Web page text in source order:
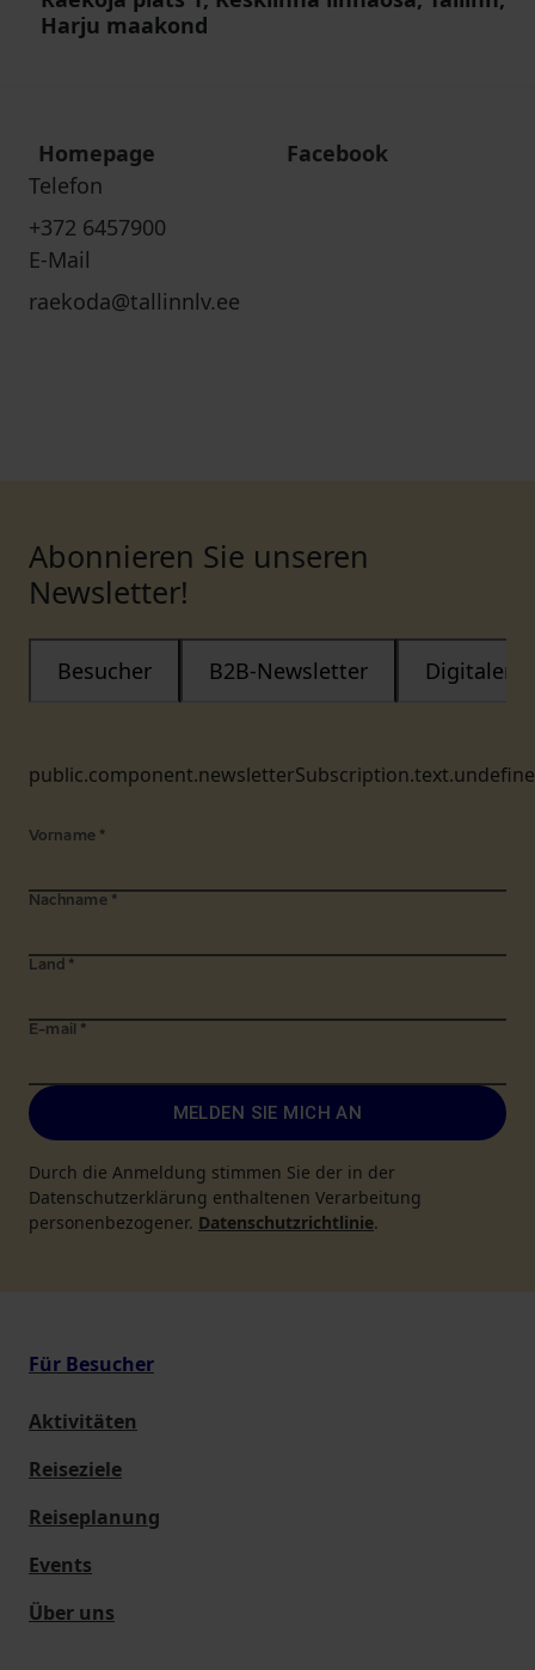
Harju maakond
Homepage
Facebook
Telefon
+372 6457900
E-Mail
raekoda@tallinnlv.ee
Abonnieren Sie unseren
Newsletter!
Besucher B2B-Newsletter Digitaler
Vorname *
Nachname *
Land *
E-mail *
MELDEN SIE MICH AN
Durch die Anmeldung stimmen Sie der in der
Datenschutzerklärung enthaltenen Verarbeitung
personenbezogener. Datenschutzrichtlinie.
Für Besucher
Aktivitäten
Reiseziele
Reiseplanung
Events
Über uns